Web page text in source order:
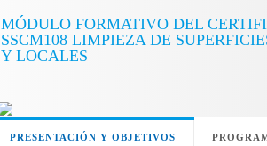
MÓDULO FORMATIVO DEL
SSCM108 LIMPIEZA DE
Y LOCALES
PRESENTACIÓN Y OBJETIVOS